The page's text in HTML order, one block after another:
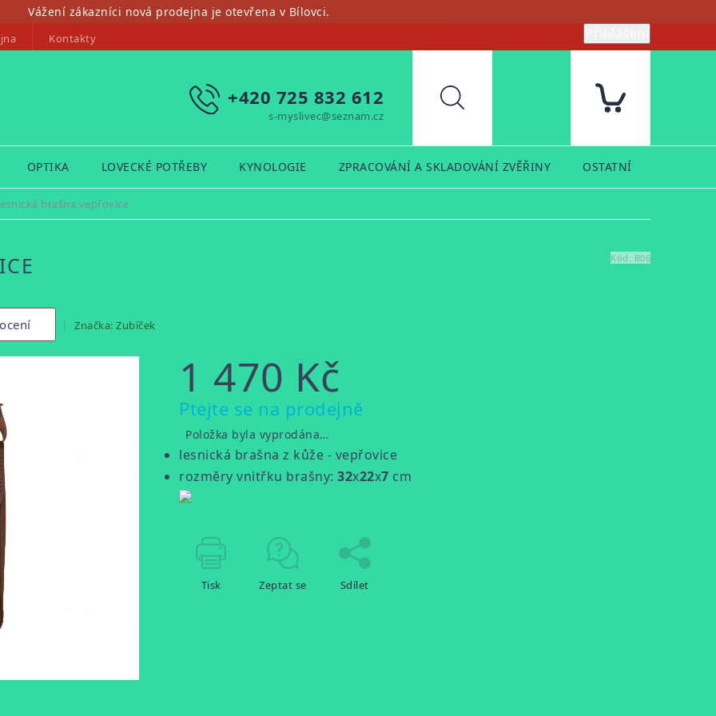
Vážení zákazníci nová prodejna je otevřena v Bílovci.
Kontakty
+420 725 832 612
s-myslivec@seznam.cz
Hledat
OPTIKA LOVECKÉ POTŘEBY KYNOLOGIE ZPRACOVÁNÍ A SKLADOVÁNÍ ZVĚŘINY OSTATNÍ
brašna vepřovice
Kód: B06
Značka: Zubíček
1 470 Kč
Měrná
cena:
Ptejte se na prodejně
Položka byla vyprodána…
lesnická brašna z kůže - vepřovice
rozměry vnitřku brašny: 32x22x7 cm
Tisk Zeptat se Sdílet